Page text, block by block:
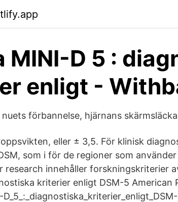
MINI-D 5 :
enligt -
nuets förbannelse, hjärnans
eller ± 3,5. För klinisk
som i för de regioner som
research innehåller forskningskriterier
kriterier enligt DSM-5 American